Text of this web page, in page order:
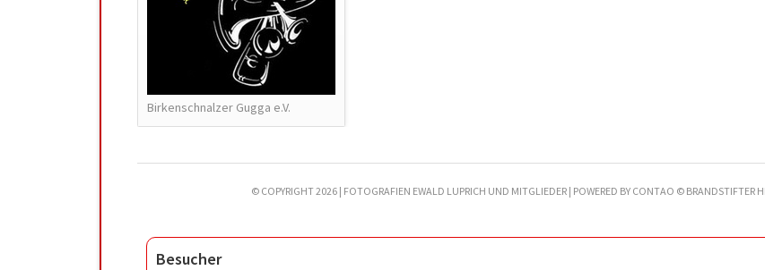
Birkenschnalzer Gugga e.V.
© COPYRIGHT 2026 | FOTOGRAFIEN EWALD LUPRICH UND MITGLIEDER | POWERED BY CONTAO © BRANDSTIFTER
Besucher